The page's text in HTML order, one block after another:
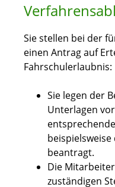
Sie stellen bei der
einen Antrag auf
Fahrschulerlaubnis:
Sie legen der
Unterlagen
beispielsweise
beantragt.
Die
zuständigen